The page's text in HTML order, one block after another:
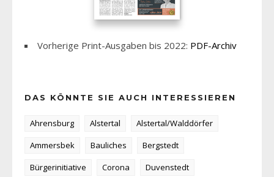
Vorherige Print-Ausgaben bis 2022: PDF-Archiv
DAS KÖNNTE SIE AUCH INTERESSIEREN
Ahrensburg Alstertal
Alstertal/Walddörfer
Ammersbek
Bauliches
Bergstedt
Bürgerinitiative
Corona
Duvenstedt